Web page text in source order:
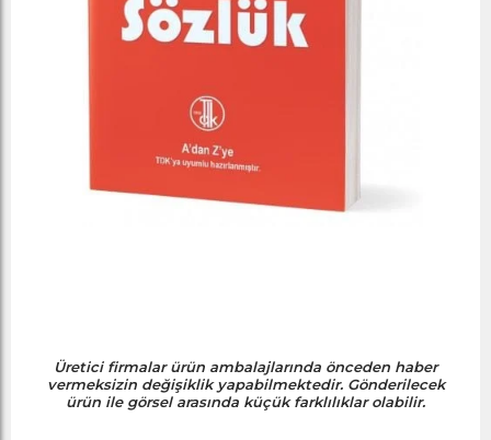
Üretici firmalar ürün ambalajlarında önceden haber
vermeksizin değişiklik yapabilmektedir. Gönderilecek
ürün ile görsel arasında küçük farklılıklar olabilir.